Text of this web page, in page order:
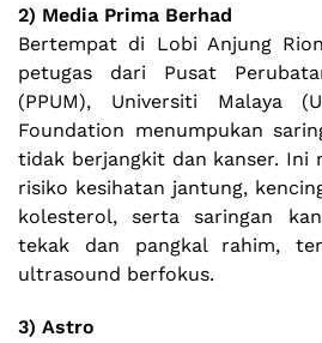
2) Media Prima Berhad
Bertempat di Lobi Anjung
petugas dari Pusat
(PPUM), Universiti Malaya
Foundation menumpukan
tidak berjangkit dan kanser. Ini
risiko kesihatan jantung,
kolesterol, serta saringan
tekak dan pangkal rahim,
ultrasound berfokus.
3) Astro